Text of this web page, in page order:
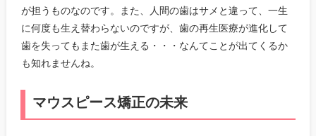
が担うものなのです。また、人間の歯はサメと違って、一生
に何度も生え替わらないのですが、歯の再生医療が進化して
歯を失ってもまた歯が生える・・・なんてことが出てくるか
も知れませんね。
マウスピース矯正の未来